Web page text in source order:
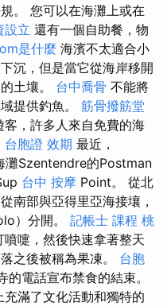
。 您可以在海灘上或在
設立 還有一個自助餐，物
是什麼 海濱不太適合小
沉，但是當它從海岸移開
土壤。 台中喬骨 不能將
提供釣魚。 筋骨撥筋堂
，許多人來自免費的海
台胞證 效期 最近，
灘Szentendre的Postman
台中 按摩 Point。 從北
南部與亞得里亞海接壤，
）分開。 記帳士 課程 桃
嚏，然後快速拿著整天
之後被稱為果凍。 台胞
的電話宣布禁食的結束。
滿了文化活動和獨特的